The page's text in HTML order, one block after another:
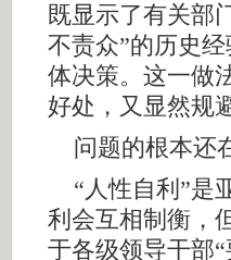
既显示了有关部
不责众”的历史
体决策。这一做
好处，又显然规
问题的根本还
“人性自利”是
利会互相制衡，
于各级领导干部